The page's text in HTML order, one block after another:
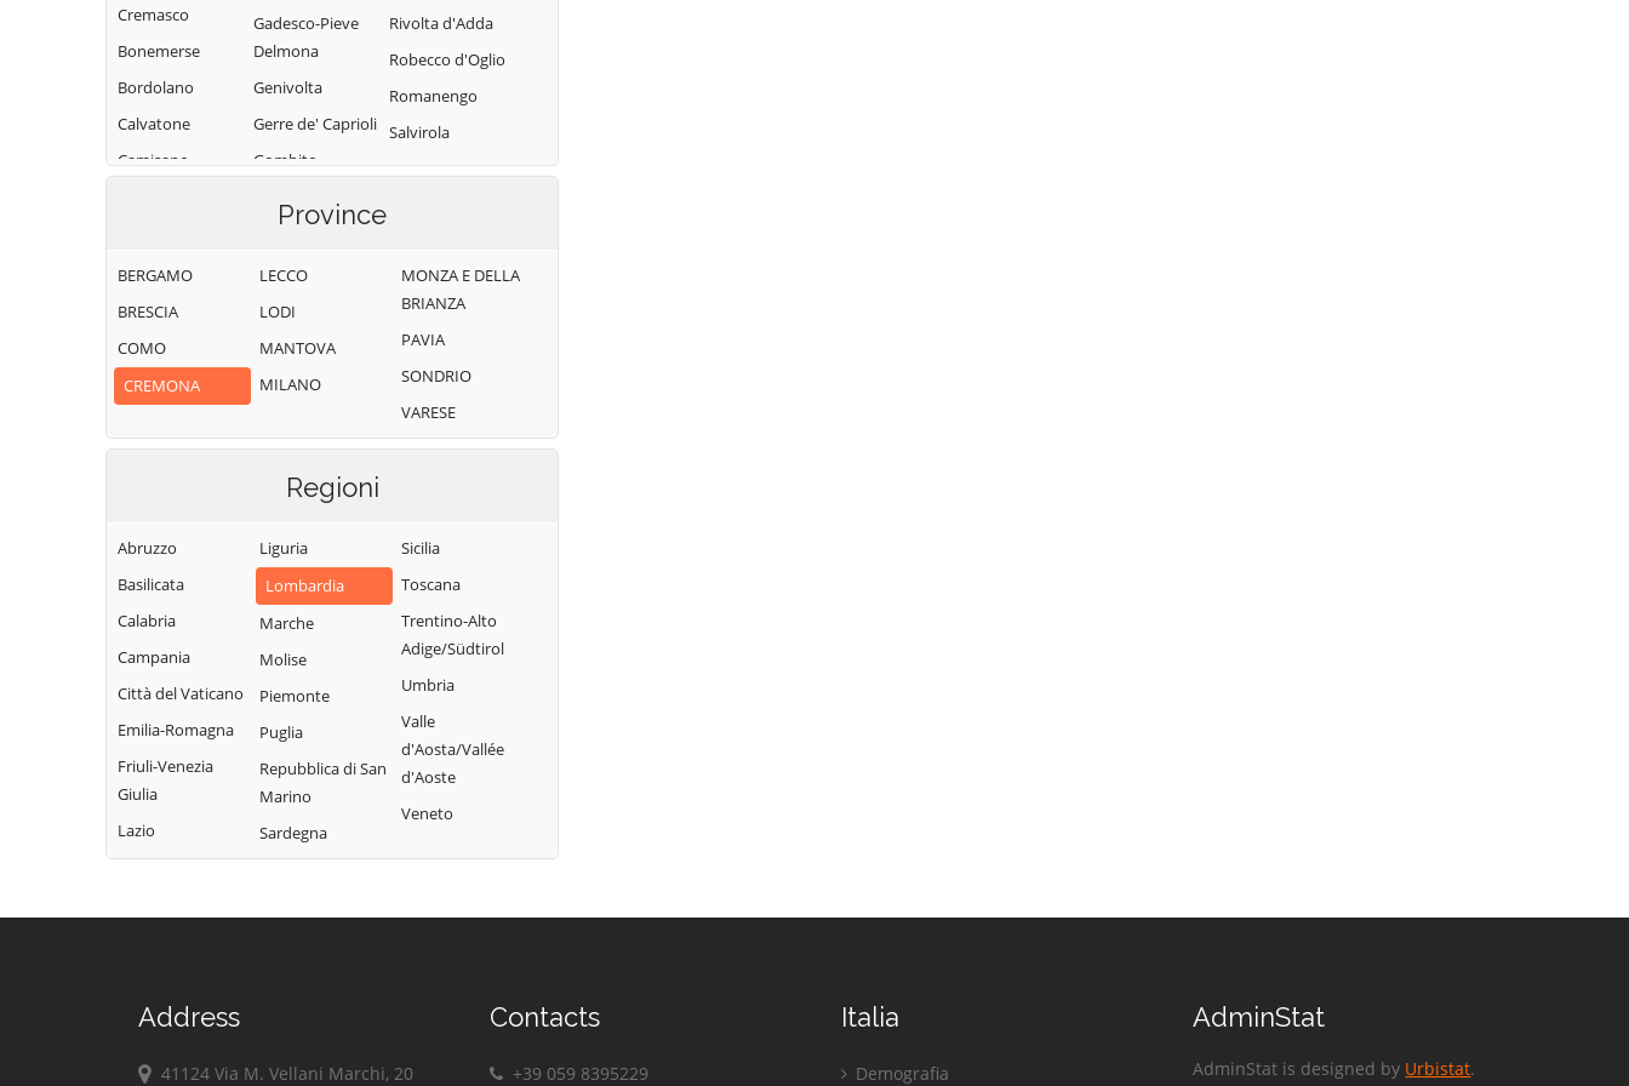
Cremasco
Bonemerse
Bordolano
Calvatone
Camisano
Cantone
Cappella de'
Picenardi
Vidolasco
Casaletto
Ceredano
Casaletto di
Sopra
Casaletto Vaprio
Casalmaggiore
Casalmorano
Castel Gabbiano
Casteldidone
Cella Dati
Gadesco-Pieve
Delmona
Genivolta
Gerre de' Caprioli
Gombito
Madignano
Malagnino
Martignana di Po
Monte Cremasco
Montodine
Moscazzano
Motta Baluffi
Offanengo
Olmeneta
Ostiano
Paderno
Ponchielli
Palazzo Pignano
Cremonese
Rivolta d'Adda
Robecco d'Oglio
Romanengo
Salvirola
San Bassano
Croce
San Martino del
Lago
Scandolara
Scandolara Ripa
Solarolo Rainerio
Soncino
Soresina
Sospiro
Spinadesco
Spineda
Spino d'Adda
Stagno
Torricella del
Province
BERGAMO
BRESCIA
COMO
CREMONA
LECCO
LODI
MANTOVA
MILANO
MONZA E DELLA
BRIANZA
PAVIA
SONDRIO
VARESE
Regioni
Abruzzo
Basilicata
Calabria
Campania
Città del Vaticano
Emilia-Romagna
Friuli-Venezia
Giulia
Lazio
Liguria
Lombardia
Marche
Molise
Piemonte
Puglia
Repubblica di San
Marino
Sardegna
Sicilia
Toscana
Trentino-Alto
Adige/Südtirol
Umbria
Valle
d'Aosta/Vallée
d'Aoste
Veneto
Address
41124 Via M. Vellani Marchi, 20
Contacts
+39 059 8395229
Italia
Demografia
AdminStat
AdminStat is designed by Urbistat.